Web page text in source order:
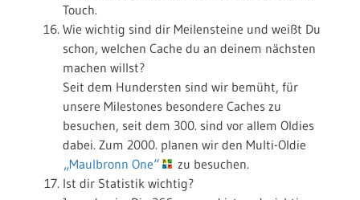
Touch.
Wie wichtig sind dir Meilensteine und weißt Du
schon, welchen Cache du an deinem nächsten
machen willst?
Seit dem Hundersten sind wir bemüht, für
unsere Milestones besondere Caches zu
besuchen, seit dem 300. sind vor allem Oldies
dabei. Zum 2000. planen wir den Multi-Oldie
„Maulbronn One“
zu besuchen.
Ist dir Statistik wichtig?